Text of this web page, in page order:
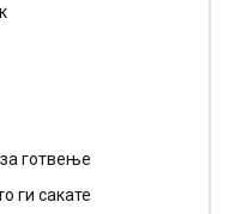
готвење
ги сакате